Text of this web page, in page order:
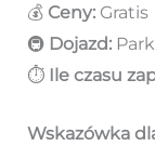
💰 Ceny:Gratis
🚇 Dojazd:
⏱️ Ile czasu
Wskazówka